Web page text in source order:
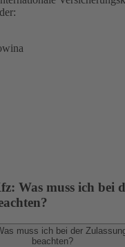
Was muss ich bei
muss ich bei der
beachten?